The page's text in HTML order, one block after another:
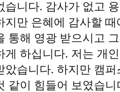
습니다. 감사가 없고
지만 은혜에 감사할
통해 영광 받으시고
게 하십니다. 저는 개
았습니다. 하지만 캠
같이 힘들어 보였습